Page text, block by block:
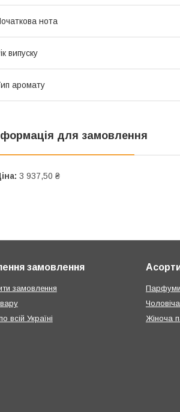
нота
випуску
аромату
для замовлення
3 937,50 ₴
замовлення
замовлення
всій Україні
Жіноча